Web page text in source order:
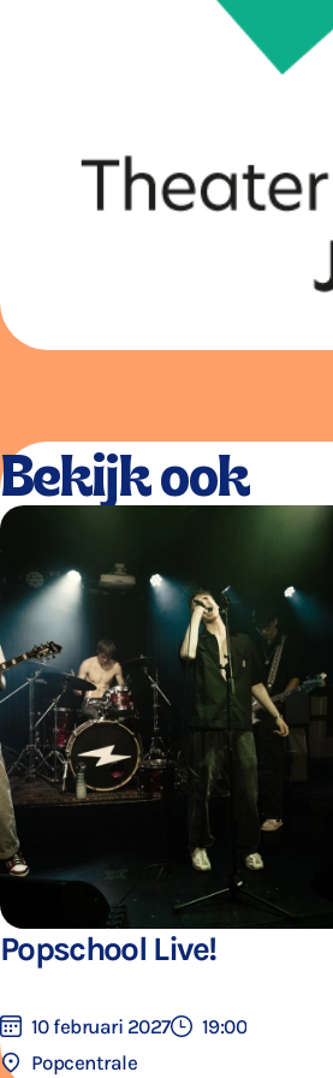
Bekijk ook
Popschool Live!
10 februari 2027
19:00
Popcentrale